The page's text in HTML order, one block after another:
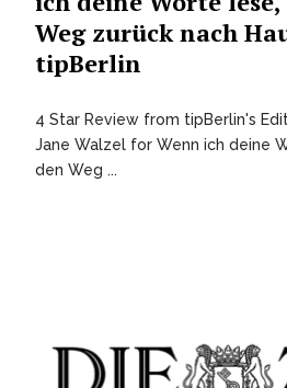
Weg zurück nach
tipBerlin
4 Star Review from tipBerlin's
Jane Walzel for Wenn ich deine
den Weg ...